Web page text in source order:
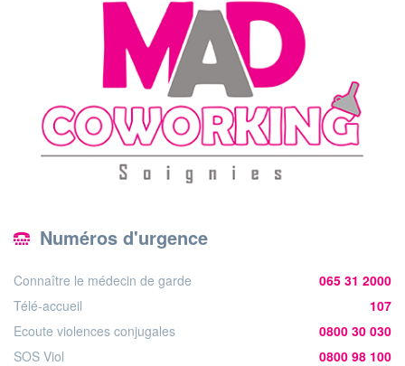
Numéros d'urgence
Connaître le médecin de garde
065 31 2000
Télé-accueil
107
Ecoute violences conjugales
0800 30 030
SOS Viol
0800 98 100